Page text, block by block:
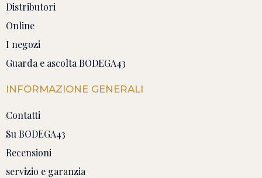
Distributori
Online
I negozi
Guarda e ascolta BODEGA43
INFORMAZIONE GENERALI
Contatti
Su BODEGA43
Recensioni
servizio e garanzia